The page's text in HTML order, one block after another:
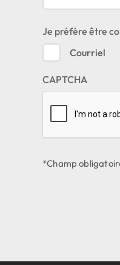
Je préfère être
Courriel
CAPTCHA